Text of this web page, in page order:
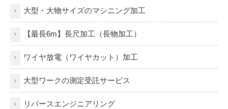
大型・大物サイズのマシニング加工
【最長6m】長尺加工（長物加工）
ワイヤ放電（ワイヤカット）加工
大型ワークの測定受託サービス
リバースエンジニアリング